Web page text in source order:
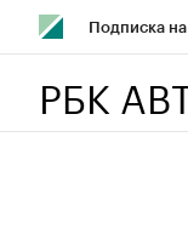
Подписка
РБК Бизнес-
РБК